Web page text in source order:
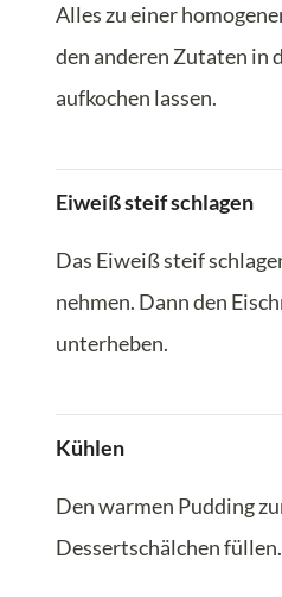
Alles zu einer
den anderen Zutaten in
aufkochen lassen.
Eiweiß steif schlagen
Das Eiweiß steif
nehmen. Dann den
unterheben.
Kühlen
Den warmen Pudding
Dessertschälchen